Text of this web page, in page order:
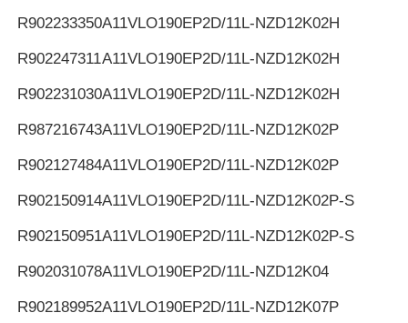
R902233350A11VLO190EP2D/11L-NZD12K02H
R902247311A11VLO190EP2D/11L-NZD12K02H
R902231030A11VLO190EP2D/11L-NZD12K02H
R987216743A11VLO190EP2D/11L-NZD12K02P
R902127484A11VLO190EP2D/11L-NZD12K02P
R902150914A11VLO190EP2D/11L-NZD12K02P-S
R902150951A11VLO190EP2D/11L-NZD12K02P-S
R902031078A11VLO190EP2D/11L-NZD12K04
R902189952A11VLO190EP2D/11L-NZD12K07P